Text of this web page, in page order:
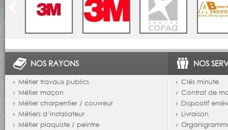
NOS RAYONS
Métier travaux publics
Métier maçon
Métier charpentier / couvreur
Métiers d’installateur
Métier plaquiste / peintre
NOS
Clés minute
Contrat de
Dispositif
Livraison